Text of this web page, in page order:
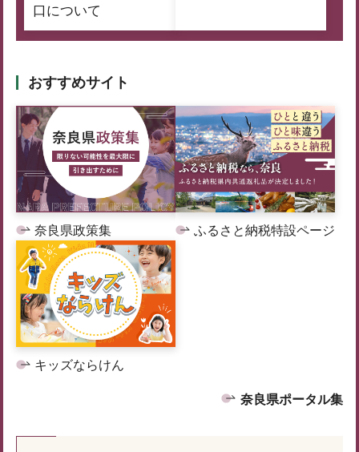
口について
おすすめサイト
奈良県政策集 ふるさと納税特設ページ
キッズならけん
奈良県ポータル集